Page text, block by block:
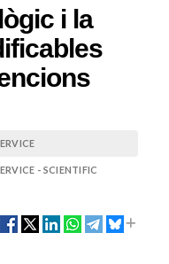
i la
- SCIENTIFIC